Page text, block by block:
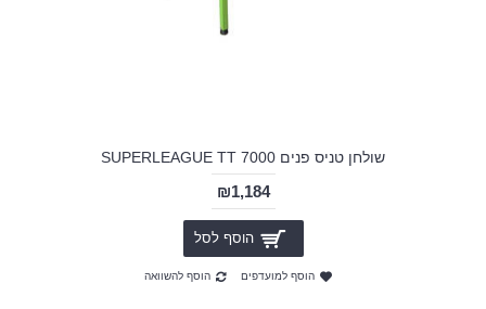
שולחן טניס פנים SUPERLEAGUE TT 7000
₪1,184
הוסף לסל
הוסף למועדפים הוסף להשוואה